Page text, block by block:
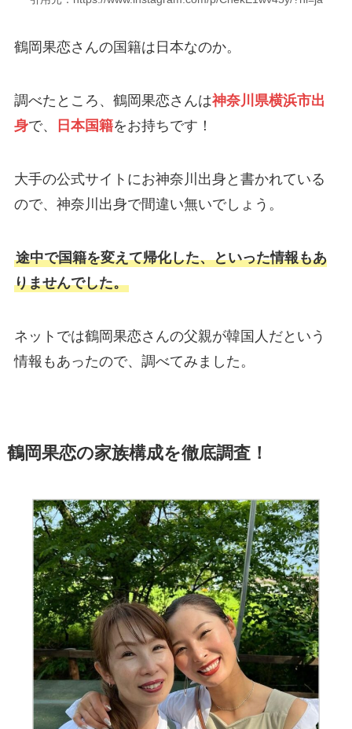
鶴岡果恋さんの国籍は日本なのか。
調べたところ、鶴岡果恋さんは神奈川県横浜市出
身で、 日本国籍をお持ちです！
大手の公式サイトにお神奈川出身と書かれている
ので、神奈川出身で間違い無いでしょう。
途中で国籍を変えて帰化した、といった情報もあ
りませんでした。
ネットでは鶴岡果恋さんの父親が韓国人だという
情報もあったので、調べてみました。
鶴岡果恋の家族構成を徹底調査！